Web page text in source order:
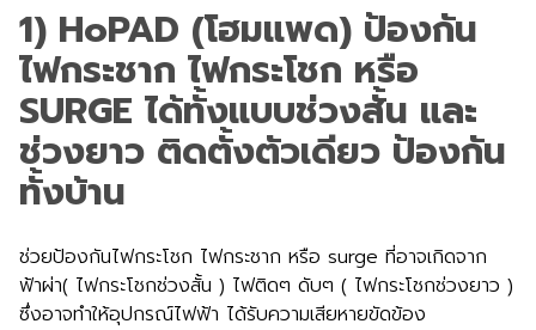
1) HoPAD (โฮมแพด) ป้องกัน
ไฟกระชาก ไฟกระโชก หรือ
SURGE ได้ทั้งแบบช่วงสั้น และ
ช่วงยาว ติดตั้งตัวเดียว ป้องกัน
ทั้งบ้าน
ช่วยป้องกันไฟกระโชก ไฟกระชาก หรือ surge ที่อาจเกิดจาก
ฟ้าผ่า( ไฟกระโชกช่วงสั้น ) ไฟติดๆ ดับๆ ( ไฟกระโชกช่วงยาว )
ซึ่งอาจทำให้อุปกรณ์ไฟฟ้า ได้รับความเสียหายขัดข้อง